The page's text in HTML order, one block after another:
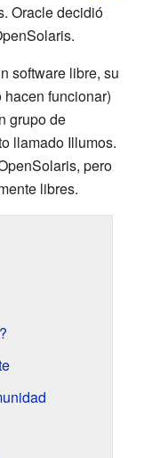
Oracle decidió
software libre, su
funcionar)
grupo de
llamado Illumos.
pero
libres.